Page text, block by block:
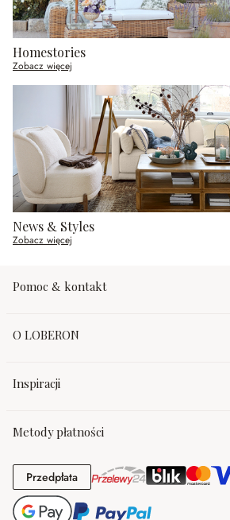
Homestories
Zobacz więcej
News & Styles
Zobacz więcej
Pomoc & kontakt
O LOBERON
Inspiracji
Metody płatności
PrzedpłataPrzedpłata